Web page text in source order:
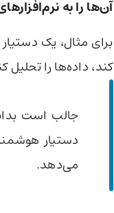
آن‌ها را به
کند، داده‌ها را
جالب است
دستیار
می‌دهد.